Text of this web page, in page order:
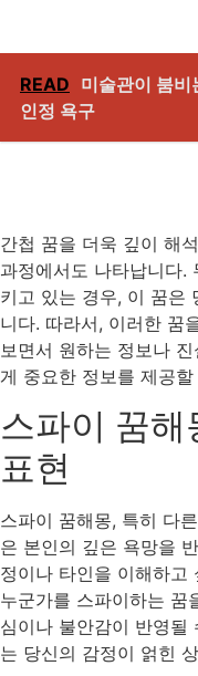
READ 미술관이 붐비
인정 욕구
간첩 꿈을 더욱 깊이 해
과정에서도 나타납니다.
키고 있는 경우, 이 꿈은
니다. 따라서, 이러한 꿈
보면서 원하는 정보나
게 중요한 정보를 제공
스파이 꿈해
표현
스파이 꿈해몽, 특히 다
은 본인의 깊은 욕망을
정이나 타인을 이해하고
누군가를 스파이하는 꿈
심이나 불안감이 반영될
는 당신의 감정이 얽힌